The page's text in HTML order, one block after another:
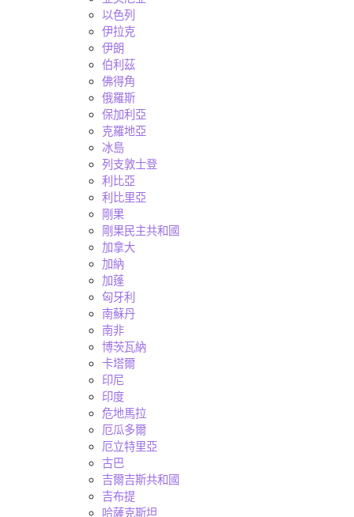
以色列
伊拉克
伊朗
伯利茲
佛得角
俄羅斯
保加利亞
克羅地亞
冰島
列支敦士登
利比亞
利比里亞
剛果
剛果民主共和國
加拿大
加納
加蓬
匈牙利
南蘇丹
南非
博茨瓦納
卡塔爾
印尼
印度
危地馬拉
厄瓜多爾
厄立特里亞
古巴
吉爾吉斯共和國
吉布提
哈薩克斯坦